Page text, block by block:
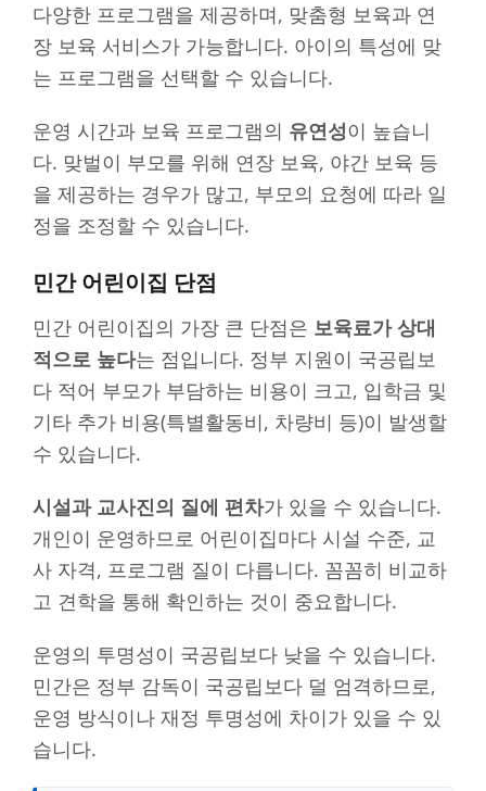
다양한 프로그램을 제공하며, 맞춤형 보육과 연
장 보육 서비스가 가능합니다. 아이의 특성에 맞
는 프로그램을 선택할 수 있습니다.
운영 시간과 보육 프로그램의 유연성이 높습니
다. 맞벌이 부모를 위해 연장 보육, 야간 보육 등
을 제공하는 경우가 많고, 부모의 요청에 따라 일
정을 조정할 수 있습니다.
민간 어린이집 단점
민간 어린이집의 가장 큰 단점은 보육료가 상대
적으로 높다는 점입니다. 정부 지원이 국공립보
다 적어 부모가 부담하는 비용이 크고, 입학금 및
기타 추가 비용(특별활동비, 차량비 등)이 발생할
수 있습니다.
시설과 교사진의 질에 편차가 있을 수 있습니다.
개인이 운영하므로 어린이집마다 시설 수준, 교
사 자격, 프로그램 질이 다릅니다. 꼼꼼히 비교하
고 견학을 통해 확인하는 것이 중요합니다.
운영의 투명성이 국공립보다 낮을 수 있습니다.
민간은 정부 감독이 국공립보다 덜 엄격하므로,
운영 방식이나 재정 투명성에 차이가 있을 수 있
습니다.